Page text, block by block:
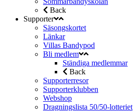
Back
Supporter
Säsongskortet
Länkar
Villas Bandypod
Bli medlem
Ständiga medlemmar
Back
Supporterresor
Supporterklubben
Webshop
Dragningslista 50/50-lotteriet